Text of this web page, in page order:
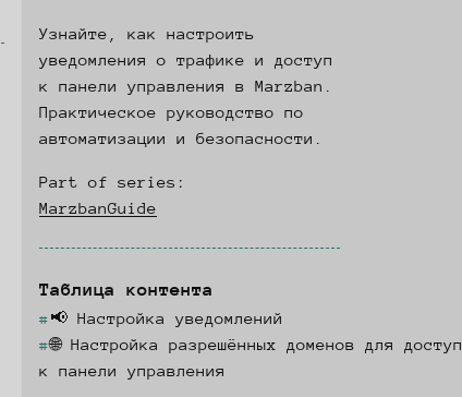
Узнайте, как настроить
уведомления о трафике и доступ
к панели управления в Marzban.
Практическое руководство по
автоматизации и безопасности.
Part of series:
MarzbanGuide
Таблица контента
📢 Настройка уведомлений
🌐 Настройка разрешённых доменов для
к панели управления